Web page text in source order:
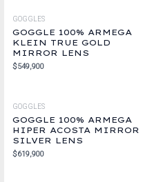
GOGGLES
GOGGLE 100% ARMEGA
KLEIN TRUE GOLD
MIRROR LENS
$549,900
GOGGLES
GOGGLE 100% ARMEGA
HIPER ACOSTA MIRROR
SILVER LENS
$619,900